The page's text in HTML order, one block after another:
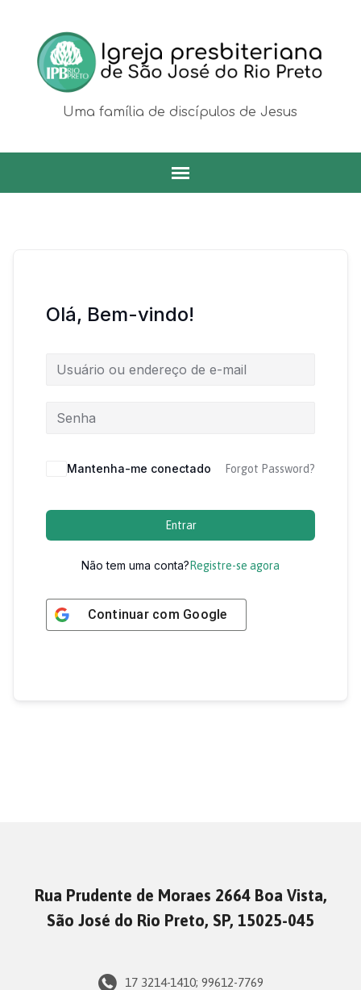
Uma família de discípulos de Jesus
Olá, Bem-vindo!
Mantenha-me conectado Forgot Password?
Entrar
Não tem uma conta? Registre-se agora
Continuar com Google
Rua Prudente de Moraes 2664 Boa Vista,
São José do Rio Preto, SP, 15025-045
17 3214-1410; 99612-7769